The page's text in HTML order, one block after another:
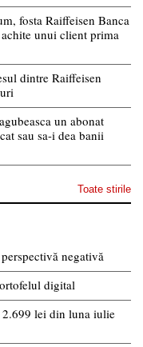
fosta Raiffeisen Banca
unui client prima
dintre Raiffeisen
un abonat
sau sa-i dea banii
Toate stirile
negativă
digital
2.699 lei din luna iulie